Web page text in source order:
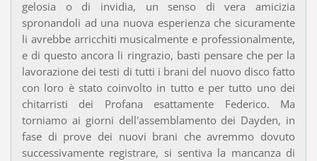
gelosia o di invidia, un senso di vera amicizia
spronandoli ad una nuova esperienza che sicuramente
li avrebbe arricchiti musicalmente e professionalmente,
e di questo ancora li ringrazio, basti pensare che per la
lavorazione dei testi di tutti i brani del nuovo disco fatto
con loro è stato coinvolto in tutto e per tutto uno dei
chitarristi dei Profana esattamente Federico. Ma
torniamo ai giorni dell'assemblamento dei Dayden, in
fase di prove dei nuovi brani che avremmo dovuto
successivamente registrare, si sentiva la mancanza di